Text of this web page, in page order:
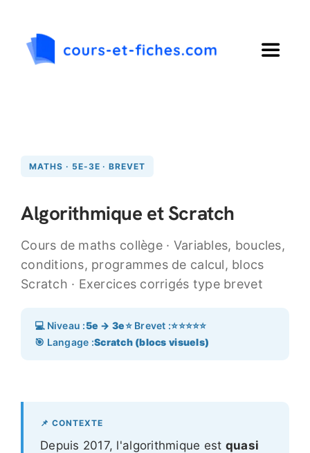
contenu
Toggle
Lycée
Langues
MATHS · 5E-3E · BREVET
Algorithmique et Scratch
Cours de maths collège · Variables, boucles,
conditions, programmes de calcul, blocs
Scratch · Exercices corrigés type brevet
💻 Niveau :5e → 3e⭐ Brevet :⭐⭐⭐⭐⭐
🎯 Langage :Scratch (blocs visuels)
📌 CONTEXTE
Depuis 2017, l'algorithmique est quasi